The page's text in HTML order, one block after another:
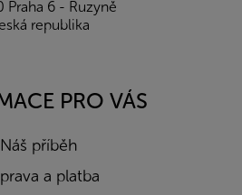
Praha 6 - Ruzyně
republika
PRO VÁS
Náš příběh
a platba